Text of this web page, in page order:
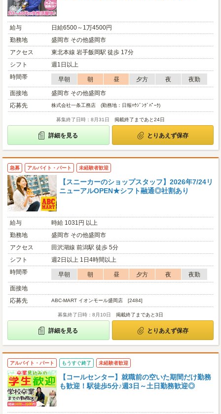
給与
日給6500～1万4500円
勤務地
盛岡市 その他盛岡市
アクセス
東北本線 岩手飯岡駅 徒歩 17分
シフト
週1日以上
時間帯
早朝 朝 昼 夕方 夜
夜勤
面接地
盛岡市 その他盛岡市
応募先
株式会社一条工務店 (勤務地：日報ﾊｳｼﾞﾝｸﾞﾊﾟｰｸ)
募集終了日時：8月31日 掲載終了まであと24日
詳細を見る とりあえず保存
急募 アルバイト・パート 未経験者歓迎
【スニーカーのショップスタッフ】2026年7/24リ
ニューアルOPEN★シフト融通◎社割あり
給与
時給 1031円 以上
勤務地
盛岡市 その他盛岡市
アクセス
田沢湖線 前潟駅 徒歩 5分
シフト
週2日以上 1日4時間以上
時間帯
早朝 朝 昼 夕方 夜
夜勤
面接地
応募先
ABC-MART イオンモール盛岡店 [2484]
募集終了日時：8月10日 掲載終了まであと3日
詳細を見る とりあえず保存
アルバイト・パート もうすぐ終了 未経験者歓迎
【コールセンター】就職前の空いた期間だけ勤務
も歓迎！駅徒歩5分♪週3日～土日勤務歓迎◎